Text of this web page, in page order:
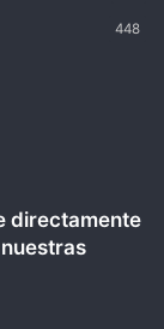
448
directamente